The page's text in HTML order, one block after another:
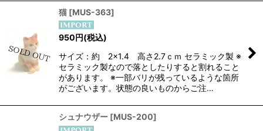
猫 [MUS-363]
950円(税込)
サイズ：約 2×1.4 高さ2.7ｃｍ セラミック製 ※
セラミック製なので落としたりすると割れること
があります。 ※一部バリが残っているような箇所
がございます。状態の良いものからご注…
シュナウザー [MUS-200]